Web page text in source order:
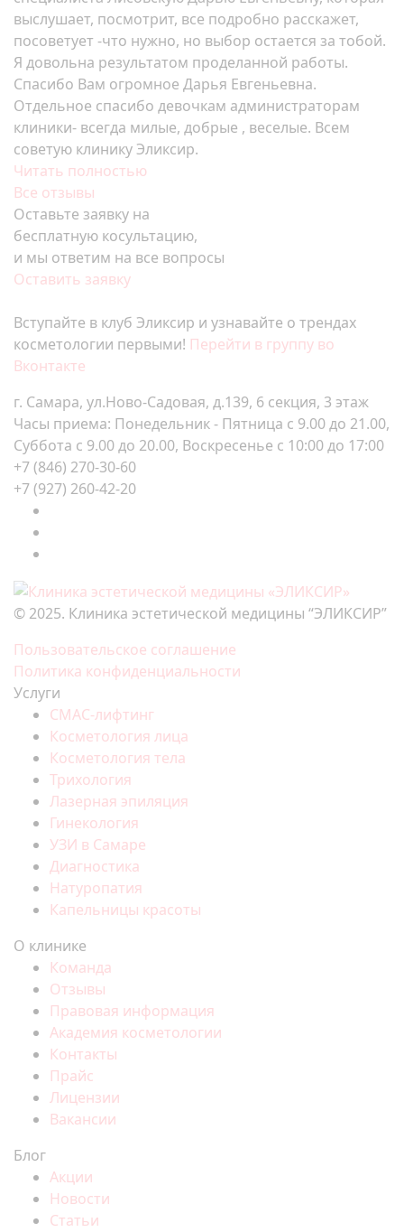
выслушает, посмотрит, все подробно расскажет,
посоветует -что нужно, но выбор остается за тобой.
Я довольна результатом проделанной работы.
Спасибо Вам огромное Дарья Евгеньевна.
Отдельное спасибо девочкам администраторам
клиники- всегда милые, добрые , веселые. Всем
советую клинику Эликсир.
Читать полностью
Все отзывы
Оставьте заявку на
бесплатную косультацию,
и мы ответим на все вопросы
Оставить заявку
Вступайте в клуб Эликсир и узнавайте о трендах
косметологии первыми! Перейти в группу во
Вконтакте
г. Самара, ул.Ново-Садовая, д.139, 6 секция, 3 этаж
Часы приема: Понедельник - Пятница с 9.00 до 21.00,
Суббота с 9.00 до 20.00, Воскресенье с 10:00 до 17:00
+7 (846) 270-30-60
+7 (927) 260-42-20
© 2025. Клиника эстетической медицины “ЭЛИКСИР”
Пользовательское соглашение
Политика конфиденциальности
Услуги
СМАС-лифтинг
Косметология лица
Косметология тела
Трихология
Лазерная эпиляция
Гинекология
УЗИ в Самаре
Диагностика
Натуропатия
Капельницы красоты
О клинике
Команда
Отзывы
Правовая информация
Академия косметологии
Контакты
Прайс
Лицензии
Вакансии
Блог
Акции
Новости
Статьи